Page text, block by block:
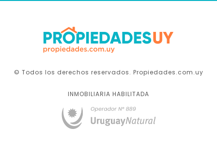
© Todos los derechos reservados. Propiedades.com.uy
INMOBILIARIA HABILITADA